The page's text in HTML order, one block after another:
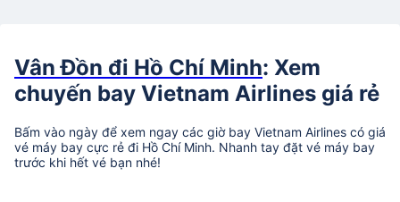
Vân Đồn đi Hồ Chí Minh: Xem
chuyến bay Vietnam Airlines giá rẻ
Bấm vào ngày để xem ngay các giờ bay Vietnam Airlines có giá
vé máy bay cực rẻ đi Hồ Chí Minh. Nhanh tay đặt vé máy bay
trước khi hết vé bạn nhé!